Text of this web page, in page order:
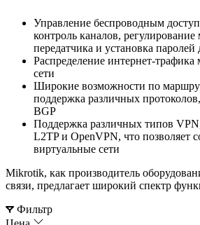
Управление беспроводным
контроль каналов,
передатчика и установка паролей
Распределение интернет-
сети
Широкие возможности по
поддержка различных
BGP
Поддержка различных типов
L2TP и OpenVPN, что позволяет
виртуальные сети
Mikrotik, как производитель
связи, предлагает широкий спектр
Фильтр